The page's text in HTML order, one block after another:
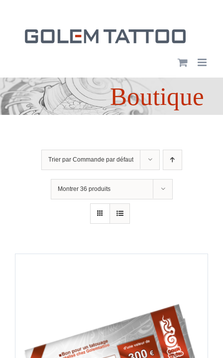
contenu
Boutique
Trier par Commande par défaut
Montrer 36 produits